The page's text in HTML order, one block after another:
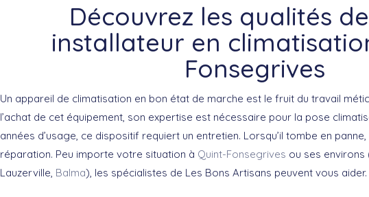
Découvrez les qualités
installateur en
Fonsegrives
Un appareil de climatisation en bon état de marche est le fruit du travail
l’achat de cet équipement, son expertise est nécessaire pour la pose
années d’usage, ce dispositif requiert un entretien. Lorsqu’il tombe en
réparation. Peu importe votre situation à Quint-Fonsegrives ou ses environs
Lauzerville, Balma), les spécialistes de Les Bons Artisans peuvent vous aider.